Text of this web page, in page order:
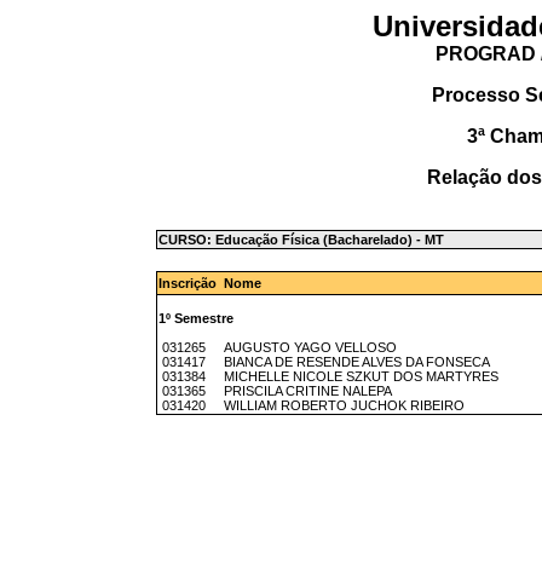
Processo
3ª
Relação
CURSO: Educação Física (Bacharelado) - MT
Inscrição Nome
1º Semestre
031265 AUGUSTO YAGO VELLOSO
031417 BIANCA DE RESENDE ALVES DA FONSECA
031384 MICHELLE NICOLE SZKUT DOS MARTYRES
031365 PRISCILA CRITINE NALEPA
031420 WILLIAM ROBERTO JUCHOK RIBEIRO